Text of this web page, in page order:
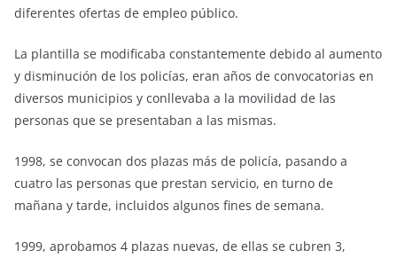
diferentes ofertas de empleo público.
La plantilla se modificaba constantemente debido al aumento
y disminución de los policías, eran años de convocatorias en
diversos municipios y conllevaba a la movilidad de las
personas que se presentaban a las mismas.
1998, se convocan dos plazas más de policía, pasando a
cuatro las personas que prestan servicio, en turno de
mañana y tarde, incluidos algunos fines de semana.
1999, aprobamos 4 plazas nuevas, de ellas se cubren 3,